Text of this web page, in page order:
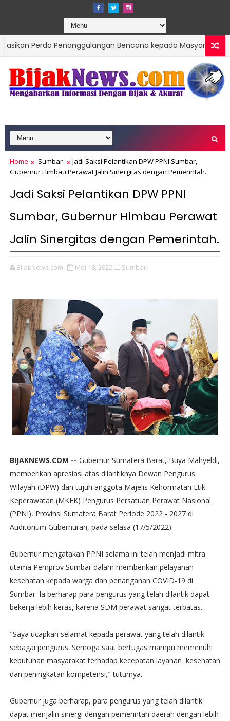
Penanggulangan Bencana kepada Masyarakat Ketaping
Home Sumbar
Jadi Saksi Pelantikan DPW PPNI Sumbar,
Gubernur Himbau Perawat Jalin Sinergitas dengan Pemerintah.
Jadi Saksi Pelantikan DPW PPNI
Sumbar, Gubernur Himbau Perawat
Jalin Sinergitas dengan Pemerintah.
BijakNews.com Mei 18, 2022 Sumbar,
BIJAKNEWS.COM -- Gubernur Sumatera Barat, Buya Mahyeldi,
memberikan apresiasi atas dilantiknya Dewan Pengurus
Wilayah (DPW) dan tujuh anggota Majelis Kehormatan Etik
Keperawatan (MKEK) Pengurus Persatuan Perawat Nasional
(PPNI), Provinsi Sumatera Barat Periode 2022 - 2027 di
Auditorium Gubernuran, pada selasa (17/5/2022).
Gubernur mengatakan PPNI selama ini telah menjadi mitra
utama Pemprov Sumbar dalam memberikan pelayanan
kesehatan kepada warga dan penanganan COVID-19 di
Sumbar. Ia berharap para pengurus yang telah dilantik dapat
bekerja lebih keras, karena SDM perawat sangat terbatas.
"Saya ucapkan selamat kepada perawat yang telah dilantik
sebagai pengurus. Semoga saat bertugas mampu memenuhi
kebutuhan masyarakat terhadap kecepatan layanan kesehatan
dan peningkatan kompetensi," tuturnya.
Gubernur juga berharap, para pengurus yang telah dilantik
dapat menjalin sinergi dengan pemerintah daerah dengan lebih